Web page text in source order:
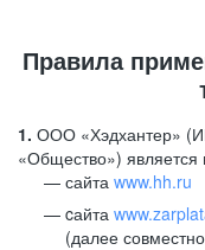
Правила
1. ООО «Хэдхантер»
«Общество») является
сайта www.hh.ru
cайта
(далее